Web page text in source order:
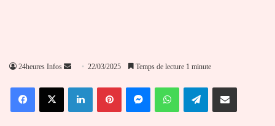
24heures Infos
Envoyer
courriel
22/03/2025 Temps de lecture 1 minute
FacebookX LinkedinPinterestMessengerWhatsAppTelegramPartager par email